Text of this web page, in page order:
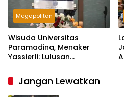
Megapolitan
Wisuda Universitas
Paramadina, Menaker
Yassierli: Lulusan
Miliki Strategi Triple
Readiness
Jangan Lewatkan